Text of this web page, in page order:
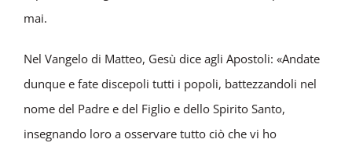
mai.
Nel Vangelo di Matteo, Gesù dice agli Apostoli: «Andate
dunque e fate discepoli tutti i popoli, battezzandoli nel
nome del Padre e del Figlio e dello Spirito Santo,
insegnando loro a osservare tutto ciò che vi ho